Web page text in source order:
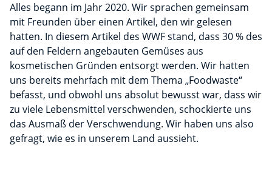
Alles begann im Jahr 2020. Wir sprachen gemeinsam
mit Freunden über einen Artikel, den wir gelesen
hatten. In diesem Artikel des WWF stand, dass 30 % des
auf den Feldern angebauten Gemüses aus
kosmetischen Gründen entsorgt werden. Wir hatten
uns bereits mehrfach mit dem Thema „Foodwaste“
befasst, und obwohl uns absolut bewusst war, dass wir
zu viele Lebensmittel verschwenden, schockierte uns
das Ausmaß der Verschwendung. Wir haben uns also
gefragt, wie es in unserem Land aussieht.